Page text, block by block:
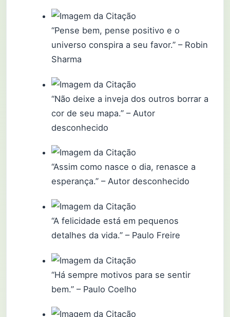
“Pense bem, pense positivo e o
universo conspira a seu favor.” – Robin
Sharma
“Não deixe a inveja dos outros borrar a
cor de seu mapa.” – Autor
desconhecido
“Assim como nasce o dia, renasce a
esperança.” – Autor desconhecido
“A felicidade está em pequenos
detalhes da vida.” – Paulo Freire
“Há sempre motivos para se sentir
bem.” – Paulo Coelho